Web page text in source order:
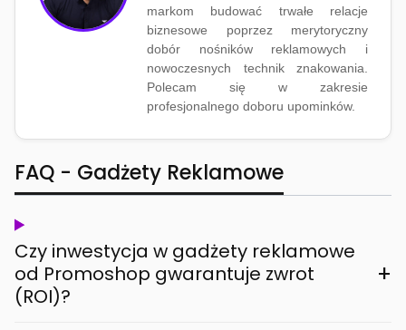
markom budować trwałe relacje
biznesowe poprzez merytoryczny
dobór nośników reklamowych i
nowoczesnych technik znakowania.
Polecam się w zakresie
profesjonalnego doboru upominków.
FAQ - Gadżety Reklamowe
Czy inwestycja w gadżety reklamowe
od Promoshop gwarantuje zwrot
(ROI)?
+